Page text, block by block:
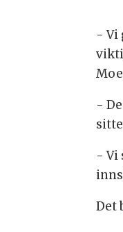
- Vi
-
- Vi
Det